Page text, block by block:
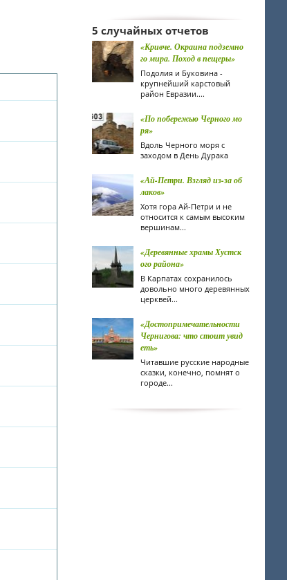
5 случайных отчетов
«Кривче. Окраина подземно
го мира. Поход в пещеры»
Подолия и Буковина -
крупнейший карстовый
район Евразии....
«По побережью Черного мо
ря»
Вдоль Черного моря с
заходом в День Дурака
«Ай-Петри. Взгляд из-за об
лаков»
Хотя гора Ай-Петри и не
относится к самым высоким
вершинам...
«Деревянные храмы Хустск
ого района»
В Карпатах сохранилось
довольно много деревянных
церквей...
«Достопримечательности
Чернигова: что стоит увид
еть»
Читавшие русские народные
сказки, конечно, помнят о
городе...